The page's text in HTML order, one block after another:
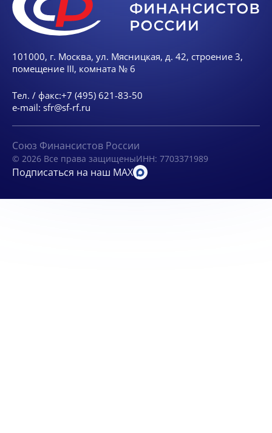
101000, г. Москва, ул. Мясницкая, д. 42, строение 3,
помещение III, комната № 6
Тел. / факс:+7 (495) 621-83-50
e-mail: sfr@sf-rf.ru
Союз Финансистов России
© 2026 Все права защищеныИНН: 7703371989
Подписаться на наш MAX